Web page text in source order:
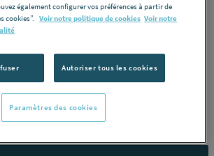
NOIR MAT 97 342422
NANT-SETEN
NANT-SETEN [342422]
également configurer vos préférences à partir de
cookies”. Voir notre politique de cookies Voir notre
Autoriser tous les cookies
Paramètres des cookies